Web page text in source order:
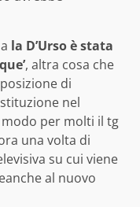
la D’Urso è stata
, altra cosa che
di
nel
per molti il tg
una volta di
su cui viene
al nuovo